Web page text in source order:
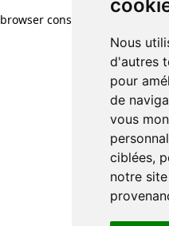
Nous
d'autres
pour
de
vous
ciblées,
notre
browser console for more